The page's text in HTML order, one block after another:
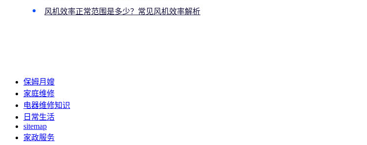
风机效率正常范围是多少？常见风机效率解析
保姆月嫂
家庭维修
电器维修知识
日常生活
sitemap
家政服务